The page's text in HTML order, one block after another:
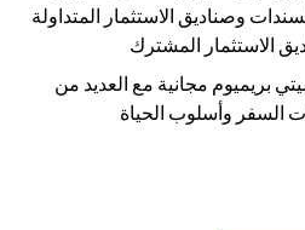
وصناديق الاستثمار المتداولة
الاستثمار المشترك
بريميوم مجانية مع العديد من
السفر وأسلوب الحياة